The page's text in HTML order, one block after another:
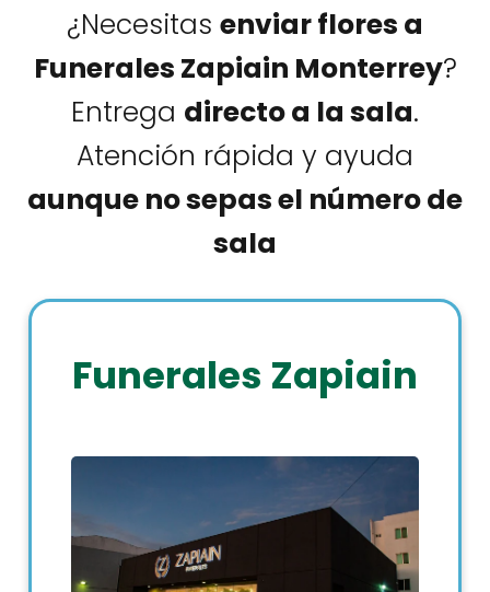
¿Necesitas enviar flores a
Funerales Zapiain Monterrey?
Entrega directo a la sala.
Atención rápida y ayuda
aunque no sepas el número de
sala
Funerales Zapiain